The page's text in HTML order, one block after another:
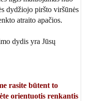
dydžiojo piršto viršūnės
atraito apačios.
dydis yra Jūsų
rasite būtent to
orientuotis renkantis